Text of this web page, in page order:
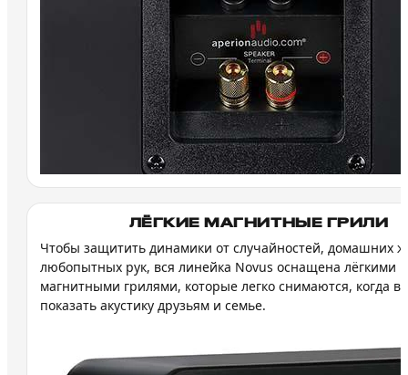
ЛЁГКИЕ МАГНИТНЫЕ ГРИЛИ
Чтобы защитить динамики от случайностей, домашних
любопытных рук, вся линейка Novus оснащена лёгкими
магнитными грилями, которые легко снимаются, когда
показать акустику друзьям и семье.